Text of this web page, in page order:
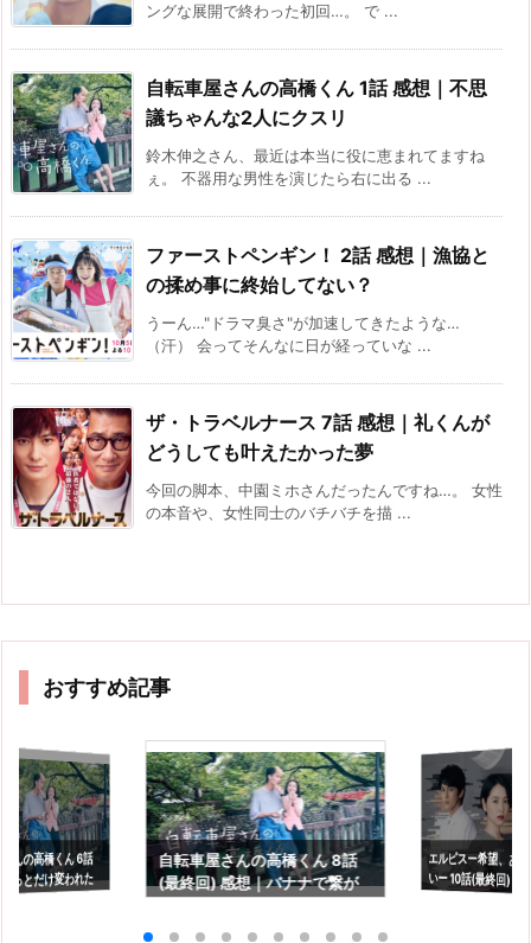
ングな展開で終わった初回…。 で ...
自転車屋さんの高橋くん 1話 感想｜不思
議ちゃんな2人にクスリ
鈴木伸之さん、最近は本当に役に恵まれてますね
ぇ。 不器用な男性を演じたら右に出る ...
ファーストペンギン！ 2話 感想｜漁協と
の揉め事に終始してない？
うーん…"ドラマ臭さ"が加速してきたような…
（汗） 会ってそんなに日が経っていな ...
ザ・トラベルナース 7話 感想｜礼くんが
どうしても叶えたかった夢
今回の脚本、中園ミホさんだったんですね…。 女性
の本音や、女性同士のバチバチを描 ...
おすすめ記事
んの高橋くん 6話
っとだけ変われた
自転車屋さんの高橋くん 8話
(最終回) 感想｜バナナで繋が
エルピスー希望、あ
いー 10話(最終回) 感
の光を信じるという